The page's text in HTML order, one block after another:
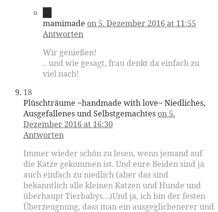
mamimade on 5. Dezember 2016 at 11:55
Antworten
Wir genießen!
.. und wie gesagt, frau denkt da einfach zu
viel nach!
18
Plüschträume ~handmade with love~ Niedliches,
Ausgefallenes und Selbstgemachtes on 5.
Dezember 2016 at 16:30
Antworten
Immer wieder schön zu lesen, wenn jemand auf
die Katze gekommen ist. Und eure Beiden sind ja
auch einfach zu niedlich (aber das sind
bekanntlich alle kleinen Katzen und Hunde und
überhaupt Tierbabys…)Und ja, ich bin der festen
Überzeugnung, dass man ein ausgeglichenerer und